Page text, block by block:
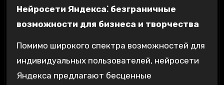
Нейросети Яндекса⁚ безграничные
возможности для бизнеса и творчества
Помимо широкого спектра возможностей для
индивидуальных пользователей‚ нейросети
Яндекса предлагают бесценные